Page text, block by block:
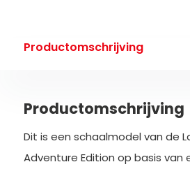
Productomschrijving
Productomschrijving
Dit is een schaalmodel van de
Adventure Edition op basis van